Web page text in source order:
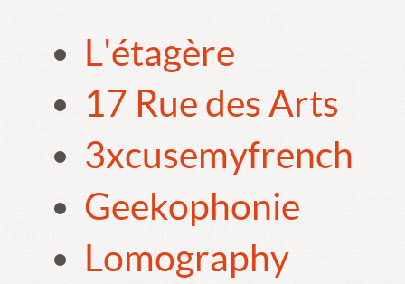
L'étagère
17 Rue des Arts
3xcusemyfrench
Geekophonie
Lomography